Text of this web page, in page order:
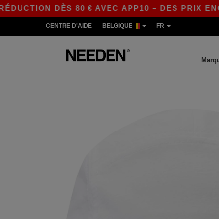
DÈS 80 € AVEC APP10 – DES PRIX
CENTRE D'AIDE BELGIQUE FR